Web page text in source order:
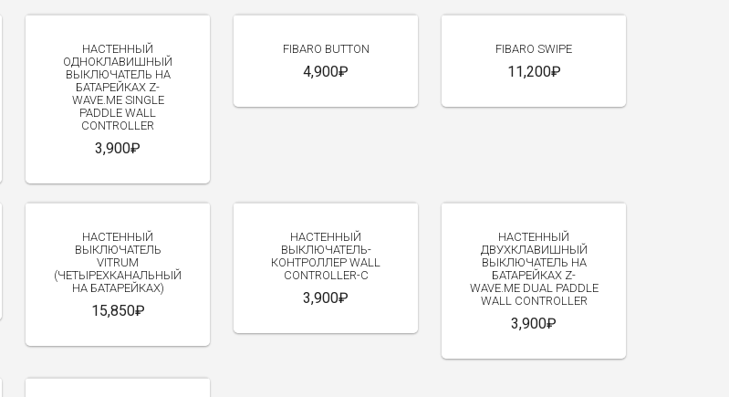
НАСТЕННЫЙ
ОДНОКЛАВИШНЫЙ
ВЫКЛЮЧАТЕЛЬ НА
БАТАРЕЙКАХ Z-
WAVE.ME SINGLE
PADDLE WALL
CONTROLLER
3,900₽
FIBARO BUTTON
4,900₽
FIBARO SWIPE
11,200₽
НАСТЕННЫЙ
ВЫКЛЮЧАТЕЛЬ
VITRUM
(ЧЕТЫРЕХКАНАЛЬНЫЙ
НА БАТАРЕЙКАХ)
15,850₽
НАСТЕННЫЙ
ВЫКЛЮЧАТЕЛЬ-
КОНТРОЛЛЕР WALL
CONTROLLER-C
3,900₽
НАСТЕННЫЙ
ДВУХКЛАВИШНЫЙ
ВЫКЛЮЧАТЕЛЬ НА
БАТАРЕЙКАХ Z-
WAVE.ME DUAL PADDLE
WALL CONTROLLER
3,900₽